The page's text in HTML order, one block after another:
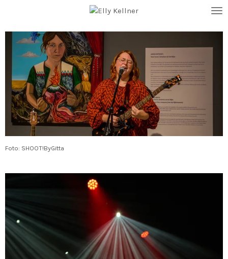
naar
hoofdinhoud
Foto: SHOOT!ByGitta